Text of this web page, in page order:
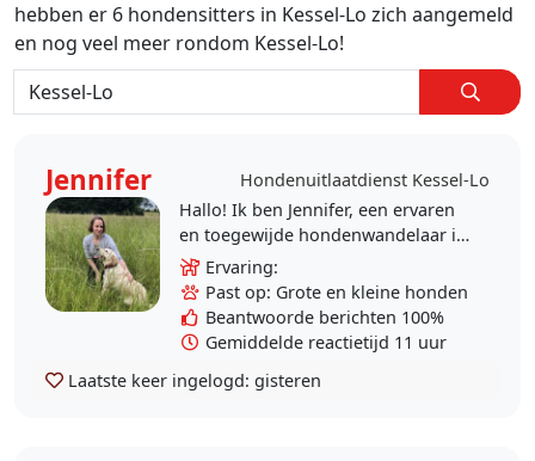
hebben er 6 hondensitters in Kessel-Lo zich aangemeld
en nog veel meer rondom Kessel-Lo!
Jennifer
Hondenuitlaatdienst Kessel-Lo
Hallo! Ik ben Jennifer, een ervaren
en toegewijde hondenwandelaar in
Leuven. Als Chief Animal Officer
van OSTA, een
dierenbeschermingsorganisatie,..
Ervaring:
Past op: Grote en kleine honden
Beantwoorde berichten 100%
Gemiddelde reactietijd 11 uur
Laatste keer ingelogd: gisteren